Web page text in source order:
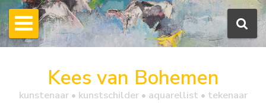
Kees van Bohemen
kunstenaar • kunstschilder • aquarellist • tekenaar